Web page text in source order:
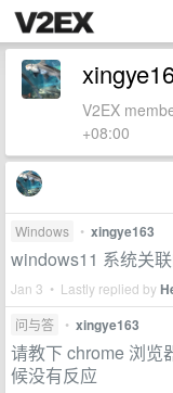
V2EX
+08:00
Windows • xingye163
windows11 系统关
Jan 3 • Lastly replied by
问与答 • xingye163
请教下 chrome 浏览
候没有反应